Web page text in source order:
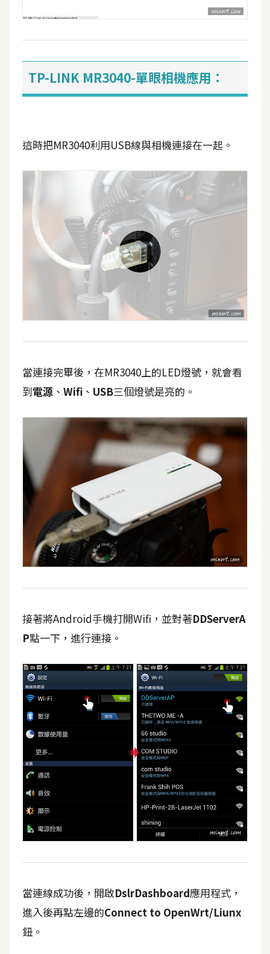
TP-LINK MR3040-單眼相機應用：
這時把MR3040利用USB線與相機連接在一起。
當連接完畢後，在MR3040上的LED燈號，就會看
到電源 、 Wifi 、 USB三個燈號是亮的。
接著將Android手機打開Wifi，並對著DDServerA
P點一下，進行連接。
當連線成功後，開啟DslrDashboard應用程式，
進入後再點左邊的Connect to OpenWrt/Liunx
鈕。